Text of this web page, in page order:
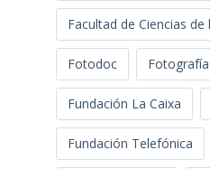
Facultad de Ciencias
Fotodoc Fotografía
Fundación La Caixa
Fundación Telefónica